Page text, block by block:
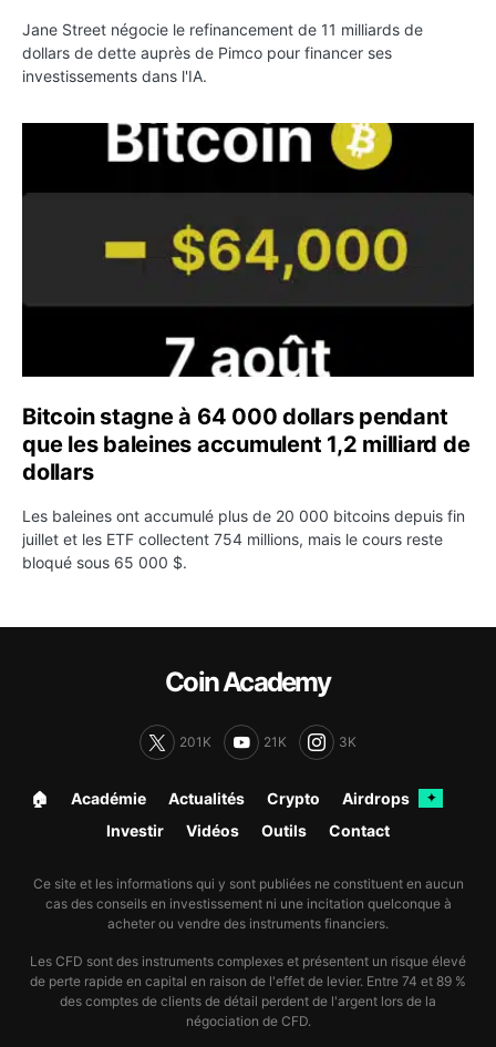
Jane Street négocie le refinancement de 11 milliards de
dollars de dette auprès de Pimco pour financer ses
investissements dans l'IA.
Bitcoin stagne à 64 000 dollars pendant que les
Bitcoin stagne à 64 000 dollars pendant
que les baleines accumulent 1,2 milliard de
dollars
Les baleines ont accumulé plus de 20 000 bitcoins depuis fin
juillet et les ETF collectent 754 millions, mais le cours reste
bloqué sous 65 000 $.
Coin Academy
201K 21K 3K
🏠︎ Académie Actualités Crypto Airdrops ✦
Investir Vidéos Outils Contact
Ce site et les informations qui y sont publiées ne constituent en aucun
cas des conseils en investissement ni une incitation quelconque à
acheter ou vendre des instruments financiers.
Les CFD sont des instruments complexes et présentent un risque élevé
de perte rapide en capital en raison de l'effet de levier. Entre 74 et 89 %
des comptes de clients de détail perdent de l'argent lors de la
négociation de CFD.